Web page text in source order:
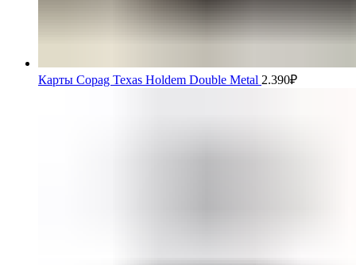
Карты Copag Texas Holdem Double Metal 2.390₽